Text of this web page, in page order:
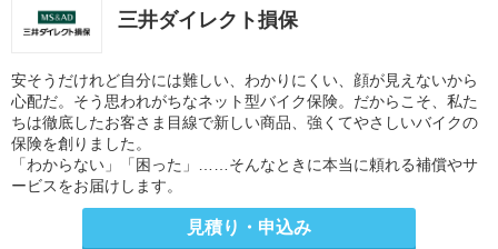
三井ダイレクト損保
安そうだけれど自分には難しい、わかりにくい、顔が見えないから
心配だ。そう思われがちなネット型バイク保険。だからこそ、私た
ちは徹底したお客さま目線で新しい商品、強くてやさしいバイクの
保険を創りました。
「わからない」「困った」……そんなときに本当に頼れる補償やサ
ービスをお届けします。
見積り・申込み